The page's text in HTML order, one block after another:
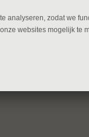
zodat we
websites mogelijk